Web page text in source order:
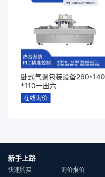
卧式气调包装设备260*140
*110一出六
在线询价
新手上路
快速购买 询价报价